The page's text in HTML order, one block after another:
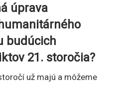
úprava
budúcich
21. storočia?
už majú a môžeme